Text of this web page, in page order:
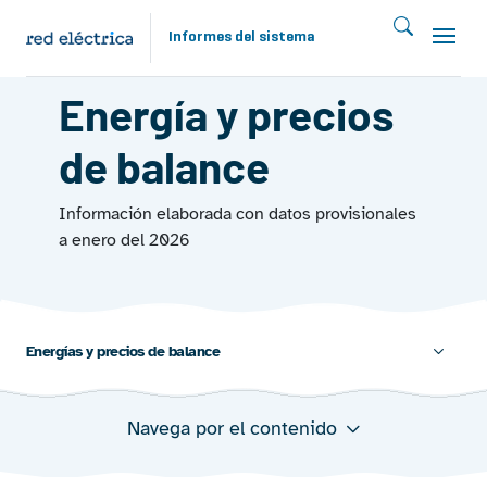
Pasar al contenido principal
Informes del sistema
Energía y precios
de balance
Información elaborada con datos provisionales
a enero del 2026
Energías y precios de balance
Navega por el contenido